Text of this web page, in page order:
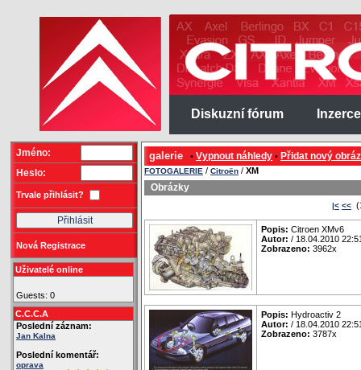
Diskuzní fórum Inzerce
Jméno:
Heslo:
Trvale přihlásit?
Nová Registrace
Uživatelé online
Guests: 0
C.C.C.A
Poslední záznam:
Jan Kalna
Poslední komentář:
oprava
galerie • Vypnout náhledy • Přidat nový
FOTOGALERIE / Citroën / XM
Obrázky
|< <<
Popis: Citroen XMv6
Autor: / 18.04.2010
Zobrazeno: 3962x
Popis: Hydroactiv 2
Autor: / 18.04.2010
Zobrazeno: 3787x